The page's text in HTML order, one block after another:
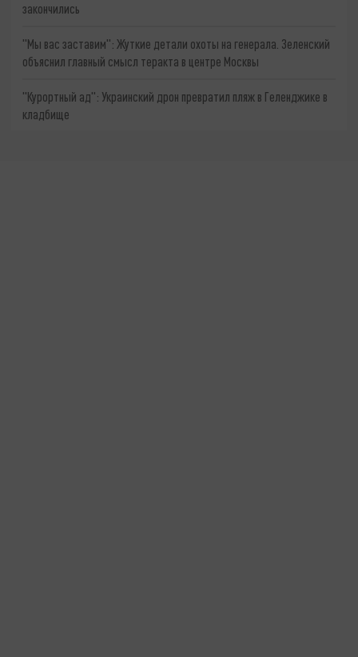
закончились
"Мы вас заставим": Жуткие детали охоты на генерала. Зеленский
объяснил главный смысл теракта в центре Москвы
"Курортный ад": Украинский дрон превратил пляж в Геленджике в
кладбище